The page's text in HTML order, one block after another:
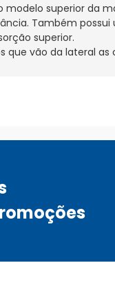
modelo superior da
Também
superior.
que vão da lateral as